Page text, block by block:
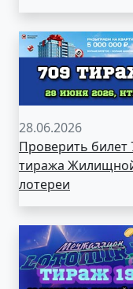
28.06.2026
Проверить билет
тиража
лотереи